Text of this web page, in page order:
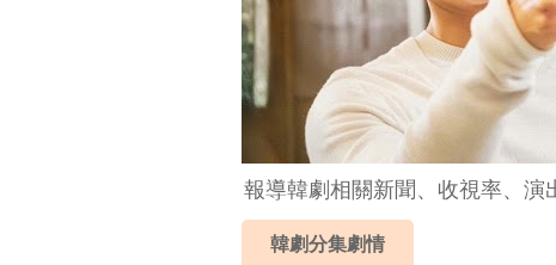
報導韓劇相關新聞、收視率、演
韓劇分集劇情